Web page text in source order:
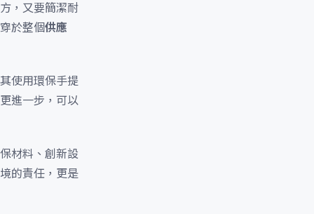
，又要簡潔耐
於整個供應
使用環保手提
進一步，可以
材料、創新設
的責任，更是